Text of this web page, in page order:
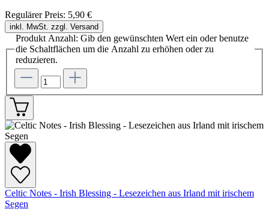
Regulärer Preis: 5,90 €
inkl. MwSt. zzgl. Versand
Produkt Anzahl: Gib den gewünschten Wert ein oder benutze
die Schaltflächen um die Anzahl zu erhöhen oder zu
reduzieren.
Celtic Notes - Irish Blessing - Lesezeichen aus Irland mit irischem
Segen